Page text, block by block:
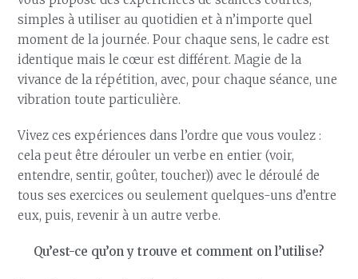
simples à utiliser au quotidien et à n’importe quel
moment de la journée. Pour chaque sens, le cadre est
identique mais le cœur est différent. Magie de la
vivance de la répétition, avec, pour chaque séance, une
vibration toute particulière.
Vivez ces expériences dans l’ordre que vous voulez :
cela peut être dérouler un verbe en entier (voir,
entendre, sentir, goûter, toucher)) avec le déroulé de
tous ses exercices ou seulement quelques-uns d’entre
eux, puis, revenir à un autre verbe.
Qu’est-ce qu’on y trouve et comment on l’utilise?